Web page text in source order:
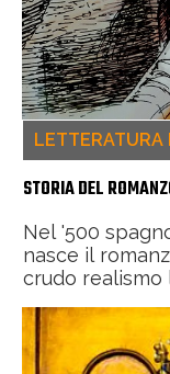
LETTERATURA
STORIA DEL
Nel '500
nasce il
crudo realismo